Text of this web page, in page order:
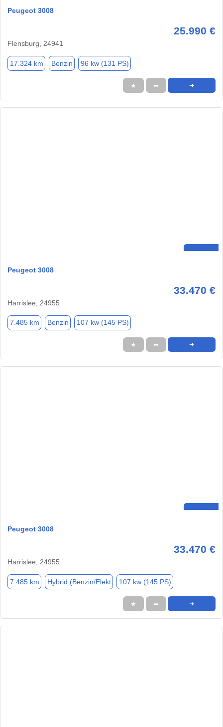
Peugeot 3008
25.990 €
Flensburg, 24941
17.324 km Benzin 96 kw (131 PS)
★ ➦ ➜
Peugeot 3008
33.470 €
Harrislee, 24955
7.485 km Benzin 107 kw (145 PS)
★ ➦ ➜
Peugeot 3008
33.470 €
Harrislee, 24955
7.485 km Hybrid (Benzin/Elekt 107 kw (145 PS)
★ ➦ ➜